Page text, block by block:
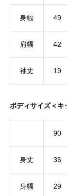
身幅 49
肩幅 42
袖丈 19
ボディサイズ＜キ
90
身丈 36
身幅 29